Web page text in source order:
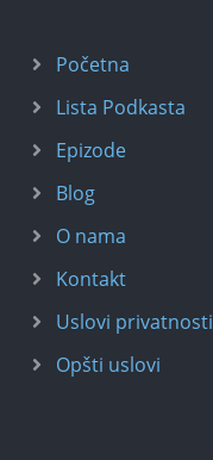
Početna
Lista Podkasta
Epizode
Blog
O nama
Kontakt
Uslovi privatnosti
Opšti uslovi